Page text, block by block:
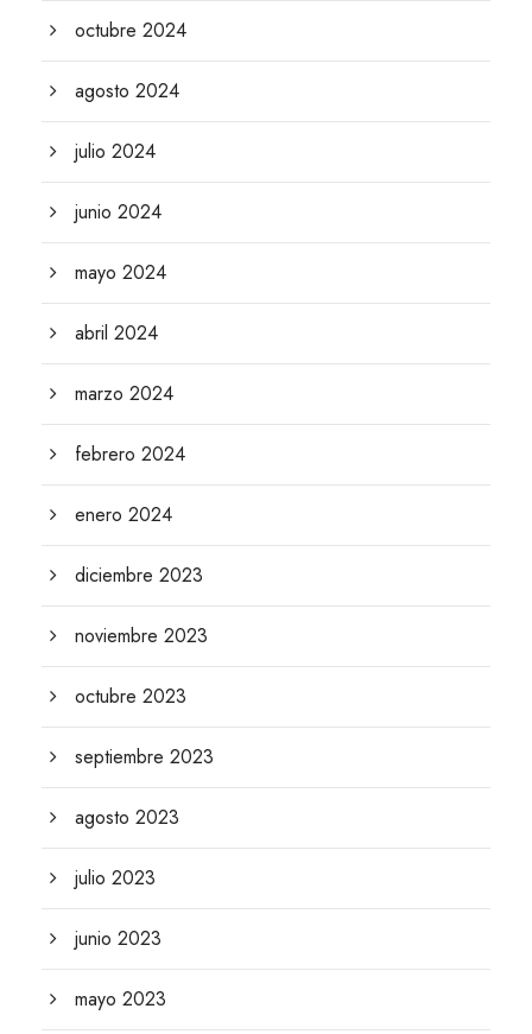
octubre 2024
agosto 2024
julio 2024
junio 2024
mayo 2024
abril 2024
marzo 2024
febrero 2024
enero 2024
diciembre 2023
noviembre 2023
octubre 2023
septiembre 2023
agosto 2023
julio 2023
junio 2023
mayo 2023